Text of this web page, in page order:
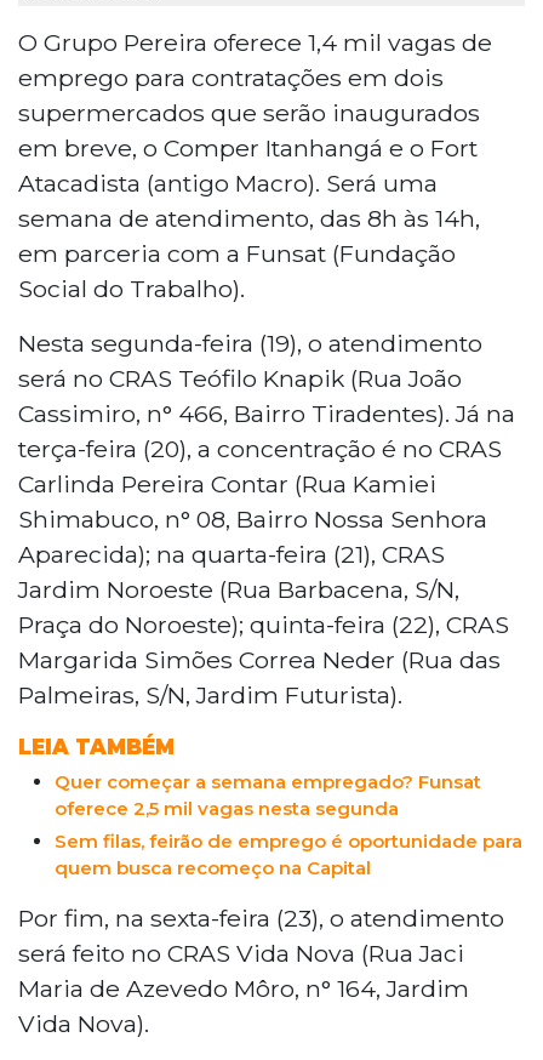
O Grupo Pereira oferece 1,4 mil vagas de
emprego para contratações em dois
supermercados que serão inaugurados
em breve, o Comper Itanhangá e o Fort
Atacadista (antigo Macro). Será uma
semana de atendimento, das 8h às 14h,
em parceria com a Funsat (Fundação
Social do Trabalho).
Nesta segunda-feira (19), o atendimento
será no CRAS Teófilo Knapik (Rua João
Cassimiro, n° 466, Bairro Tiradentes). Já na
terça-feira (20), a concentração é no CRAS
Carlinda Pereira Contar (Rua Kamiei
Shimabuco, n° 08, Bairro Nossa Senhora
Aparecida); na quarta-feira (21), CRAS
Jardim Noroeste (Rua Barbacena, S/N,
Praça do Noroeste); quinta-feira (22), CRAS
Margarida Simões Correa Neder (Rua das
Palmeiras, S/N, Jardim Futurista).
LEIA TAMBÉM
Quer começar a semana empregado? Funsat
oferece 2,5 mil vagas nesta segunda
Sem filas, feirão de emprego é oportunidade para
quem busca recomeço na Capital
Por fim, na sexta-feira (23), o atendimento
será feito no CRAS Vida Nova (Rua Jaci
Maria de Azevedo Môro, n° 164, Jardim
Vida Nova).